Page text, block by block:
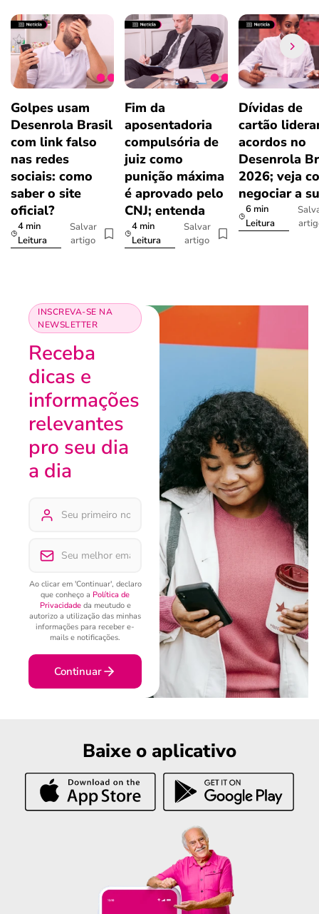
Golpes usam
Desenrola Brasil
com link falso
nas redes
sociais: como
saber o site
oficial?
4 min
Leitura
Salvar
artigo
Fim da
aposentadoria
compulsória de
juiz como
punição máxima
é aprovado pelo
CNJ; entenda
4 min
Leitura
Salvar
artigo
Dívidas de
cartão
acordos no
Desenrola
2026; veja
negociar a
6 min
Leitura
INSCREVA-SE NA
NEWSLETTER
Receba
dicas e
informações
relevantes
pro seu dia
a dia
Ao clicar em 'Continuar', declaro
que conheço a Política de
Privacidadeda meutudo e
autorizo a utilização das minhas
informações para receber e-
mails e notificações.
Continuar
Baixe o aplicativo